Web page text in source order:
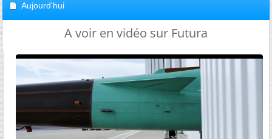
Aujourd'hui
A voir en vidéo sur Futura